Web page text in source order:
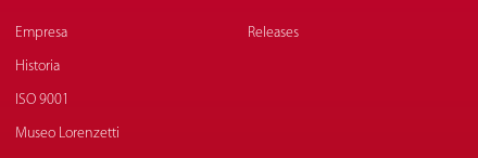
Empresa
Historia
ISO 9001
Museo Lorenzetti
Releases